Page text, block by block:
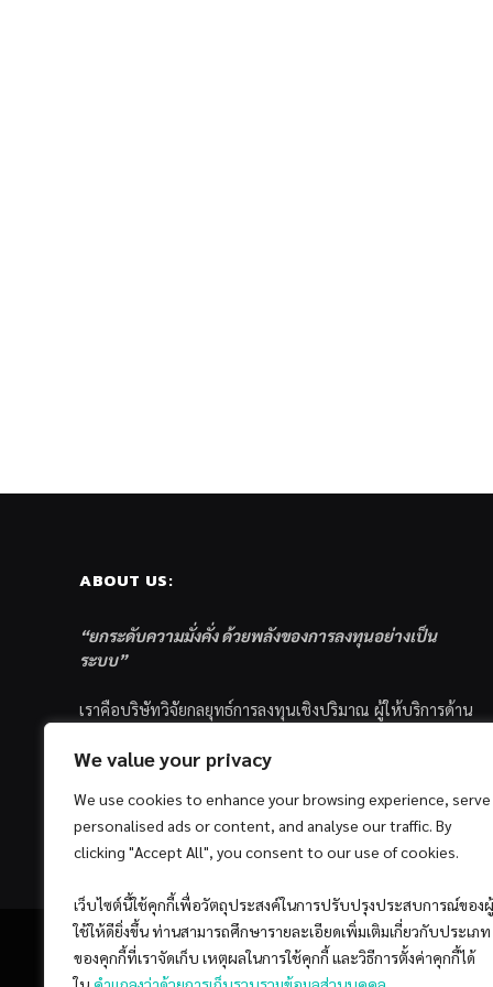
We value your privacy
We use cookies to enhance your browsing experience, serve
personalised ads or content, and analyse our traffic. By
clicking "Accept All", you consent to our use of cookies.
เว็บไซต์นี้ใช้คุกกี้เพื่อวัตถุประสงค์ในการปรับปรุงประสบการณ์ของผู้
ใช้ให้ดียิ่งขึ้น ท่านสามารถศึกษารายละเอียดเพิ่มเติมเกี่ยวกับประเภท
ของคุกกี้ที่เราจัดเก็บ เหตุผลในการใช้คุกกี้ และวิธีการตั้งค่าคุกกี้ได้
ABOUT US:
“ยกระดับความมั่งคั่ง ด้วยพลังของการลงทุนอย่างเป็น
ระบบ”
เราคือบริษัทวิจัยกลยุทธ์การลงทุนเชิงปริมาณ ผู้ให้บริการด้าน
ส่วนบุคคล ซึ่งมีเป้าหมายที่จะช่วยเหลือให้นักลงทุนไทย
ด้วยแนวคิดและกระบวนการลงทุนอย่างเป็นระบบแบบ
Quantitative & Systematic Investing